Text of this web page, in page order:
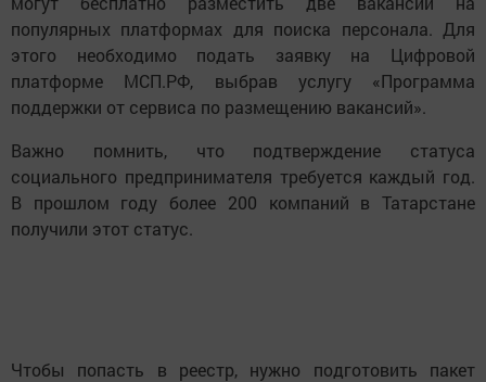
популярных платформах для поиска персонала. Для
этого необходимо подать заявку на Цифровой
платформе МСП.РФ, выбрав услугу «Программа
поддержки от сервиса по размещению вакансий».
Важно помнить, что подтверждение статуса
социального предпринимателя требуется каждый год.
В прошлом году более 200 компаний в Татарстане
получили этот статус.
Чтобы попасть в реестр, нужно подготовить пакет